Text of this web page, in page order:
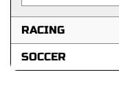
RACING
SOCCER